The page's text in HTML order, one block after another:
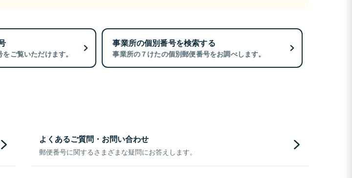
ご覧いただけます。
事業所の個別番号を検索する
事業所の７けたの個別郵便番号をお調べします。
よくあるご質問・お問い合わせ
郵便番号に関するさまざまな疑問にお答えします。